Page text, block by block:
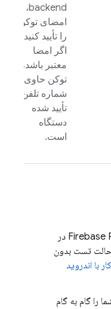
backend،
امضای توکن
را تأیید کنید.
اگر امضا
معتبر باشد،
توکن حاوی
شماره تلفن
تأیید شده
دستگاه
است.
Firebase در
حالت تست بدون
با اندروید
را گام به گام